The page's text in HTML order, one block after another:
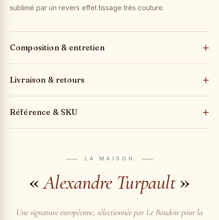
sublimé par un revers effet tissage très couture.
Composition & entretien
Livraison & retours
Référence & SKU
LA MAISON
«Alexandre Turpault»
Une signature européenne, sélectionnée par Le Boudoir pour la